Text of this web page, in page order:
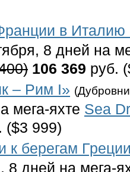
в Италию
8 дней на
106 369 руб.
– Рим I»
мега-яхте Sea
($3 999)
к берегам
8 дней на мега-